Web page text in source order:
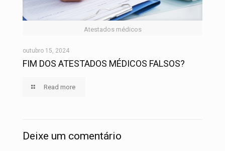
Atestados médicos
outubro 15, 2024
FIM DOS ATESTADOS MÉDICOS FALSOS?
Read more
Deixe um comentário